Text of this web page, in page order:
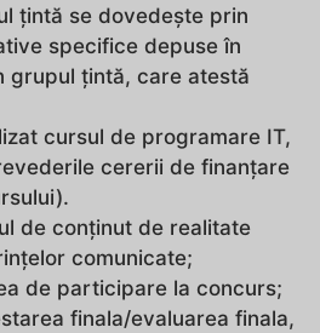
ţintă se dovedeşte prin
specifice depuse în
grupul țintă, care atestă
cursul de programare IT,
cererii de finanțare
de conținut de realitate
comunicate;
de participare la concurs;
finala/evaluarea finala,